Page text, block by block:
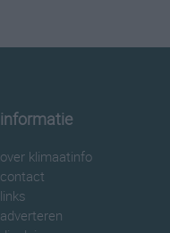
informatie
over klimaatinfo
contact
links
adverteren